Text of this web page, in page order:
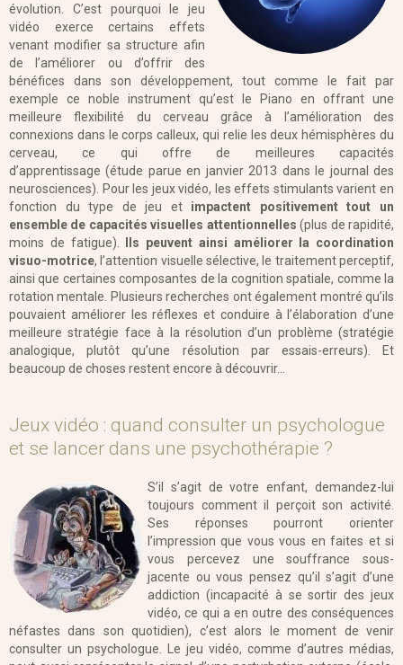
évolution. C’est pourquoi le jeu
vidéo exerce certains effets
venant modifier sa structure afin
de l’améliorer ou d’offrir des
bénéfices dans son développement, tout comme le fait par
exemple ce noble instrument qu’est le Piano en offrant une
meilleure flexibilité du cerveau grâce à l’amélioration des
connexions dans le corps calleux, qui relie les deux hémisphères du
cerveau, ce qui offre de meilleures capacités
d’apprentissage (étude parue en janvier 2013 dans le journal des
neurosciences). Pour les jeux vidéo, les effets stimulants varient en
fonction du type de jeu et impactent positivement tout un
ensemble de capacités visuelles attentionnelles (plus de rapidité,
moins de fatigue).
Ils peuvent ainsi améliorer la coordination
visuo-motrice, l’attention visuelle sélective, le traitement perceptif,
ainsi que certaines composantes de la cognition spatiale, comme la
rotation mentale. Plusieurs recherches ont également montré qu’ils
pouvaient améliorer les réflexes et conduire à l’élaboration d’une
meilleure stratégie face à la résolution d’un problème (stratégie
analogique, plutôt qu’une résolution par essais-erreurs). Et
beaucoup de choses restent encore à découvrir…
Jeux vidéo : quand consulter un psychologue
et se lancer dans une psychothérapie ?
S’il s’agit de votre enfant, demandez-lui
toujours comment il perçoit son activité.
Ses réponses pourront orienter
l’impression que vous vous en faites et si
vous percevez une souffrance sous-
jacente ou vous pensez qu’il s’agit d’une
addiction (incapacité à se sortir des jeux
vidéo, ce qui a en outre des conséquences
néfastes dans son quotidien), c’est alors le moment de venir
consulter un psychologue. Le jeu vidéo, comme d’autres médias,